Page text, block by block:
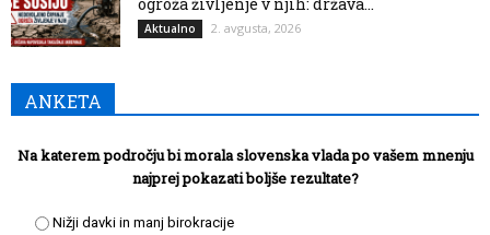
ogroža življenje v njih: država...
Aktualno 2. avgusta, 2026
ANKETA
Na katerem področju bi morala slovenska vlada po vašem mnenju
najprej pokazati boljše rezultate?
Nižji davki in manj birokracije